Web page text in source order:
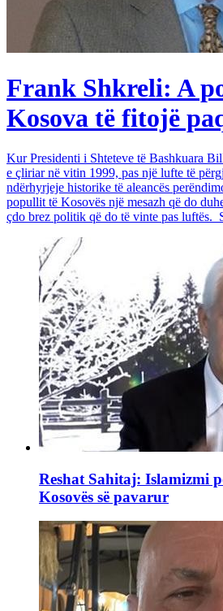
Frank Shkreli: A
Kosova të fitojë
Kur Presidenti i Shteteve të Bashkuara
e çliriar në vitin 1999, pas një lufte të
ndërhyrjeje historike të aleancës
popullit të Kosovës një mesazh që do
çdo brez politik që do të vinte pas luftës.
Reshat Sahitaj: Islamizmi
Kosovës së pavarur